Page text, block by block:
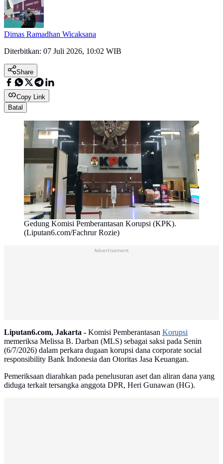
Dimas Ramadhan Wicaksana
Diterbitkan: 07 Juli 2026, 10:02 WIB
Share
Copy Link
Batal
Gedung Komisi Pemberantasan Korupsi (KPK).
(Liputan6.com/Fachrur Rozie)
Advertisement
Liputan6.com, Jakarta - Komisi Pemberantasan Korupsi
memeriksa Melissa B. Darban (MLS) sebagai saksi pada Senin
(6/7/2026) dalam perkara dugaan korupsi dana corporate social
responsibility Bank Indonesia dan Otoritas Jasa Keuangan.
Pemeriksaan diarahkan pada penelusuran aset dan aliran dana yang
diduga terkait tersangka anggota DPR, Heri Gunawan (HG).